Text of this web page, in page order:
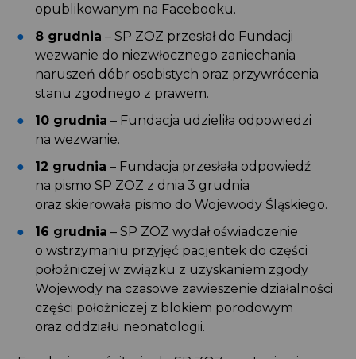
opublikowanym na Facebooku.
8 grudnia – SP ZOZ przesłał do Fundacji
wezwanie do niezwłocznego zaniechania
naruszeń dóbr osobistych oraz przywrócenia
stanu zgodnego z prawem.
10 grudnia – Fundacja udzieliła odpowiedzi
na wezwanie.
12 grudnia – Fundacja przesłała odpowiedź
na pismo SP ZOZ z dnia 3 grudnia
oraz skierowała pismo do Wojewody Śląskiego.
16 grudnia – SP ZOZ wydał oświadczenie
o wstrzymaniu przyjęć pacjentek do części
położniczej w związku z uzyskaniem zgody
Wojewody na czasowe zawieszenie działalności
części położniczej z blokiem porodowym
oraz oddziału neonatologii.